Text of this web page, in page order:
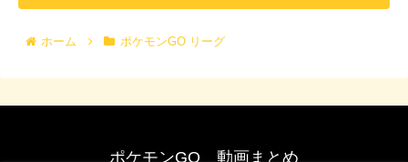
ホーム ポケモンGO リーグ
ポケモンGO 動画まとめ